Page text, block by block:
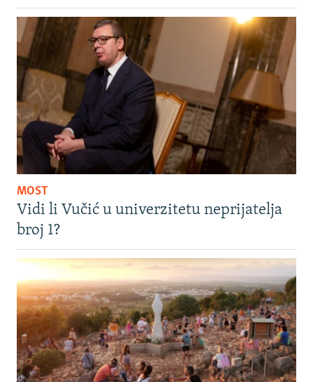
MOST
Vidi li Vučić u univerzitetu neprijatelja
broj 1?